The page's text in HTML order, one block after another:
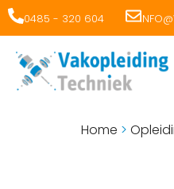
0485 - 320 604
Home >